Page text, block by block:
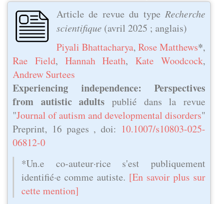
Article de revue du type Recherche
scientifique (avril 2025 ; anglais)
Piyali Bhattacharya, Rose Matthews*,
Rae Field, Hannah Heath, Kate Woodcock,
Andrew Surtees
Experiencing independence: Perspectives
from autistic adults publié dans la revue
"Journal of autism and developmental disorders"
Preprint, 16 pages , doi: 10.1007/s10803-025-
06812-0
*Un.e co-auteur·rice s'est publiquement
identifié·e comme autiste. [En savoir plus sur
cette mention]